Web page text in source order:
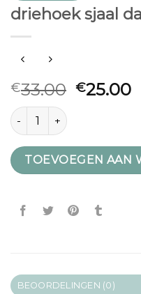
driehoek sjaal
€33.00 €25.00
driehoek sjaal dames
TOEVOEGEN AAN
BEOORDELINGEN (0)